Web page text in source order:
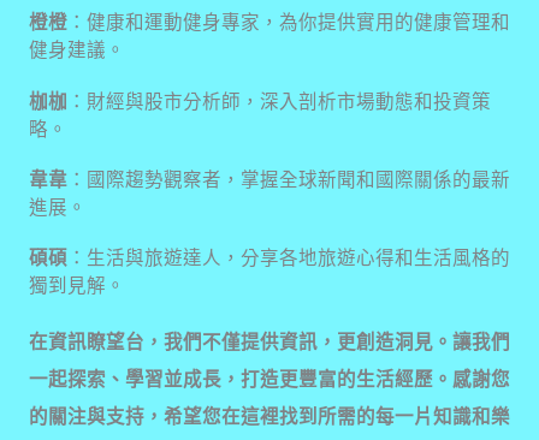
橙橙：健康和運動健身專家，為你提供實用的健康管理和
健身建議。
枷枷 ：財經與股市分析師，深入剖析市場動態和投資策
略。
韋韋：國際趨勢觀察者，掌握全球新聞和國際關係的最新
進展。
碩碩 ：生活與旅遊達人，分享各地旅遊心得和生活風格的
獨到見解。
在資訊瞭望台，我們不僅提供資訊，更創造洞見。讓我們
一起探索、學習並成長，打造更豐富的生活經歷。感謝您
的關注與支持，希望您在這裡找到所需的每一片知識和樂